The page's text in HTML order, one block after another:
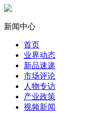
新闻中心
首页
业界动态
新品速递
市场评论
人物专访
产业政策
视频新闻